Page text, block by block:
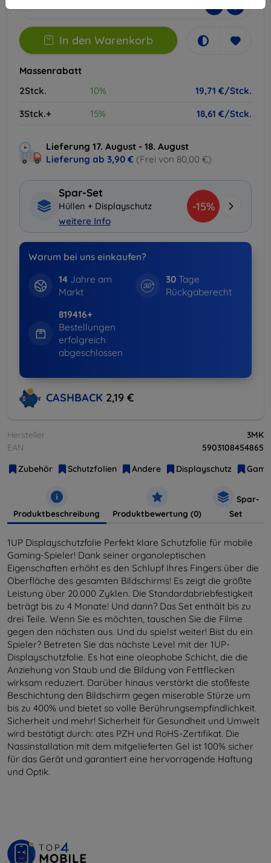
- +
In den Warenkorb
Massenrabatt
2Stck.
10%
19,71 €/Stck.
3Stck.+
15% 18,61 €/Stck.
Lieferung 17. August - 18. August
Lieferung ab 3,90 € (Frei von 80,00 €)
Spar-Set
Hüllen + Displayschutz
weitere Info
-15%
Warum bei uns einkaufen?
14Jahre am
Markt
30 Tage
Rückgaberecht
819416+
Bestellungen
erfolgreich
abgeschlossen
CASHBACK 2,19 €
Hersteller
3MK
EAN
5903108454865
Zubehör
Schutzfolien Andere Displayschutz
Produktbeschreibung Produktbewertung (0)
Spar-
Set
1UP Displayschutzfolie Perfekt klare Schutzfolie für mobile
Gaming-Spieler! Dank seiner organoleptischen
Eigenschaften erhöht es den Schlupf Ihres Fingers über die
Oberfläche des gesamten Bildschirms! Es zeigt die größte
Leistung über 20.000 Zyklen. Die Standardabriebfestigkeit
beträgt bis zu 4 Monate! Und dann? Das Set enthält bis zu
drei Teile. Wenn Sie es möchten, tauschen Sie die Filme
gegen den nächsten aus. Und du spielst weiter! Bist du ein
Spieler? Betreten Sie das nächste Level mit der 1UP-
Displayschutzfolie. Es hat eine oleophobe Schicht, die die
Anziehung von Staub und die Bildung von Fettflecken
wirksam reduziert. Darüber hinaus verstärkt die stoßfeste
Beschichtung den Bildschirm gegen miserable Stürze um
bis zu 400% und bietet so volle Berührungsempfindlichkeit.
Sicherheit und mehr! Sicherheit für Gesundheit und Umwelt
wird bestätigt durch: ates PZH und RoHS-Zertifikat. Die
Nassinstallation mit dem mitgelieferten Gel ist 100% sicher
für das Gerät und garantiert eine hervorragende Haftung
und Optik.